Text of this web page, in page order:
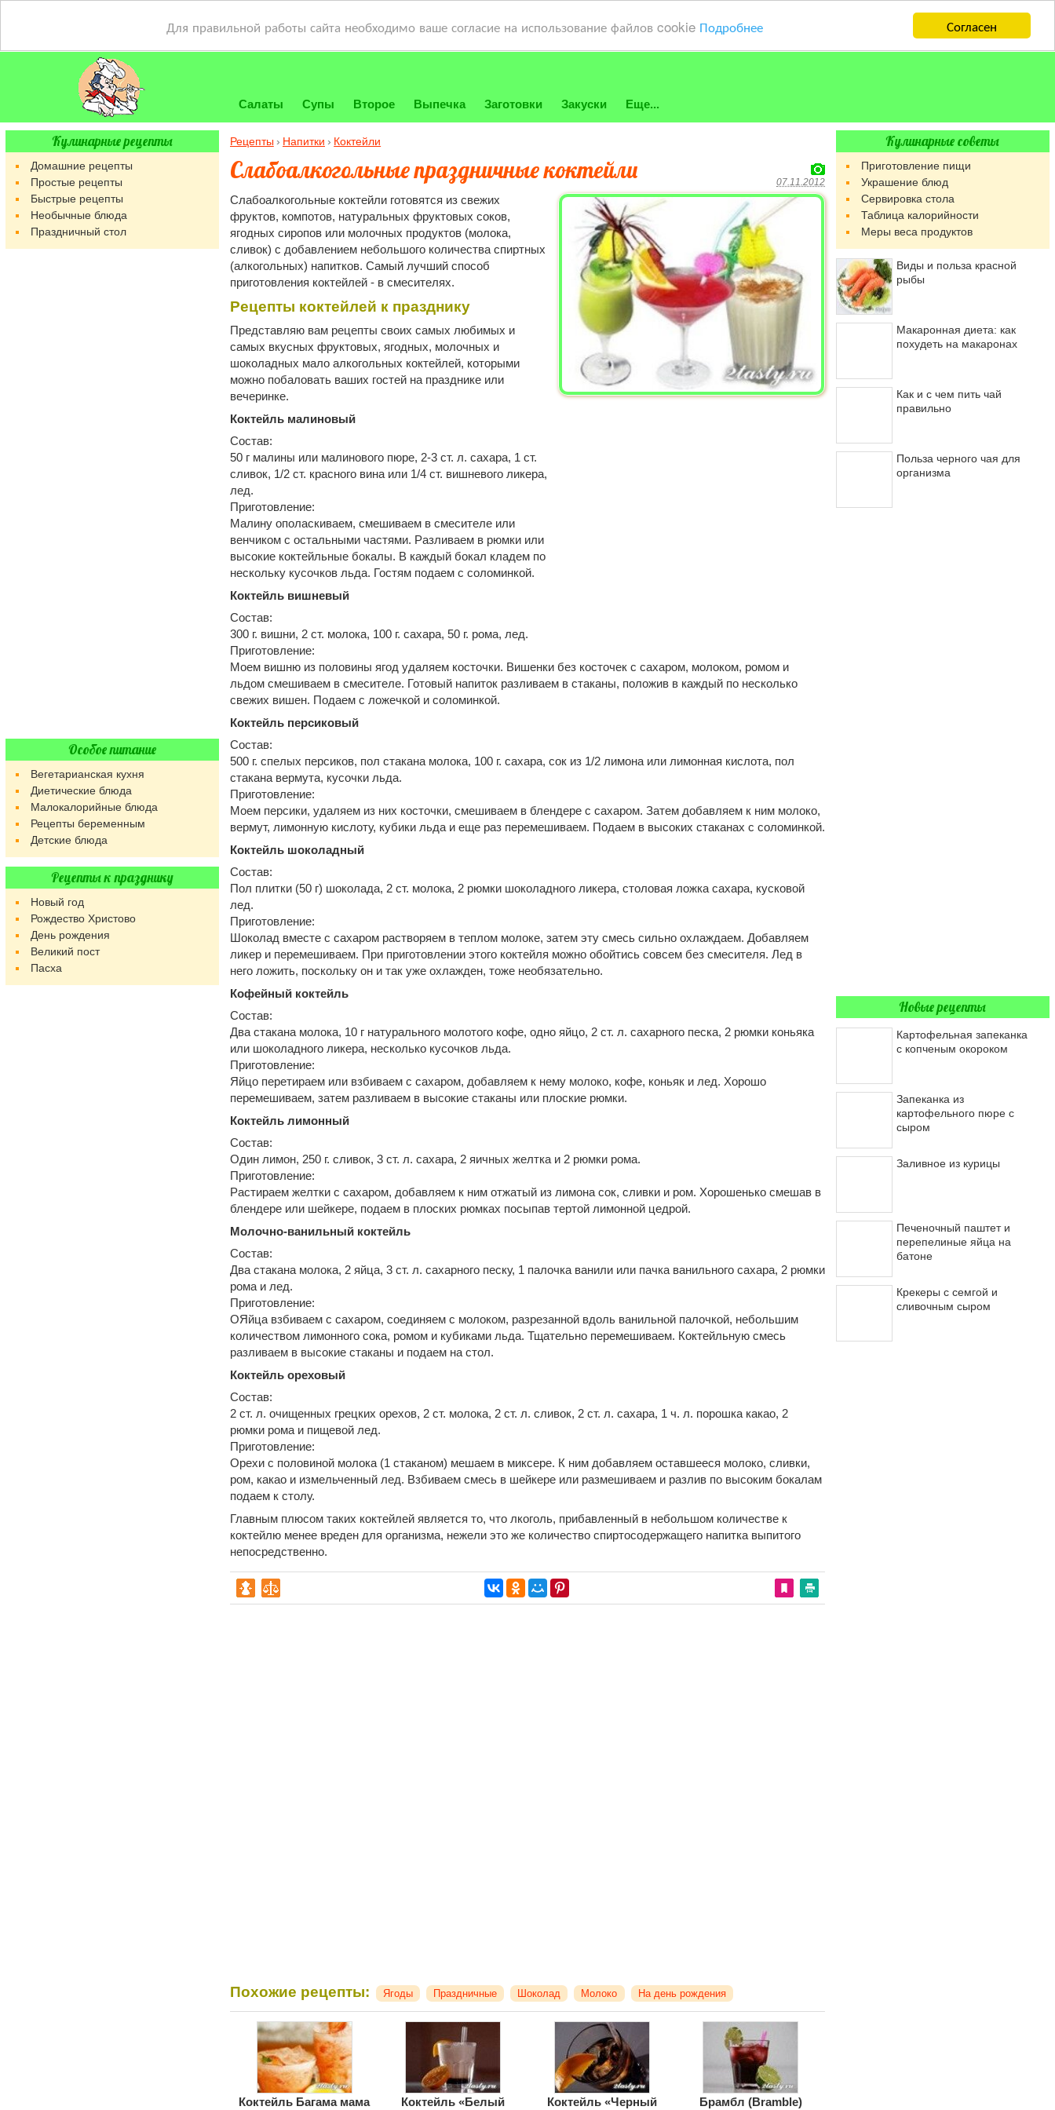
Согласен
Для правильной работы сайта необходимо ваше согласие на использование файлов cookie Подробнее
Салаты Супы Второе Выпечка Заготовки Закуски Еще...
Рецепты Напитки Коктейли
Слабоалкогольные праздничные коктейли 07.11.2012
Слабоалкогольные коктейли готовятся из свежих
фруктов, компотов, натуральных фруктовых соков,
ягодных сиропов или молочных продуктов (молока,
сливок) с добавлением небольшого количества спиртных
(алкогольных) напитков. Самый лучший способ
приготовления коктейлей - в смесителях.
Рецепты коктейлей к празднику
Представляю вам рецепты своих самых любимых и
самых вкусных фруктовых, ягодных, молочных и
шоколадных мало алкогольных коктейлей, которыми
можно побаловать ваших гостей на празднике или
вечеринке.
Коктейль малиновый
Состав:
50 г малины или малинового пюре, 2-3 ст. л. сахара, 1 ст.
сливок, 1/2 ст. красного вина или 1/4 ст. вишневого ликера,
лед.
Приготовление:
Малину ополаскиваем, смешиваем в смесителе или
венчиком с остальными частями. Разливаем в рюмки или
высокие коктейльные бокалы. В каждый бокал кладем по
нескольку кусочков льда. Гостям подаем с соломинкой.
Коктейль вишневый
Состав:
300 г. вишни, 2 ст. молока, 100 г. сахара, 50 г. рома, лед.
Приготовление:
Моем вишню из половины ягод удаляем косточки. Вишенки без косточек с сахаром, молоком, ромом и
льдом смешиваем в смесителе. Готовый напиток разливаем в стаканы, положив в каждый по несколько
свежих вишен. Подаем с ложечкой и соломинкой.
Коктейль персиковый
Состав:
500 г. спелых персиков, пол стакана молока, 100 г. сахара, сок из 1/2 лимона или лимонная кислота, пол
стакана вермута, кусочки льда.
Приготовление:
Моем персики, удаляем из них косточки, смешиваем в блендере с сахаром. Затем добавляем к ним молоко,
вермут, лимонную кислоту, кубики льда и еще раз перемешиваем. Подаем в высоких стаканах с соломинкой.
Коктейль шоколадный
Состав:
Пол плитки (50 г) шоколада, 2 ст. молока, 2 рюмки шоколадного ликера, столовая ложка сахара, кусковой
лед.
Приготовление:
Шоколад вместе с сахаром растворяем в теплом молоке, затем эту смесь сильно охлаждаем. Добавляем
ликер и перемешиваем. При приготовлении этого коктейля можно обойтись совсем без смесителя. Лед в
него ложить, поскольку он и так уже охлажден, тоже необязательно.
Кофейный коктейль
Состав:
Два стакана молока, 10 г натурального молотого кофе, одно яйцо, 2 ст. л. сахарного песка, 2 рюмки коньяка
или шоколадного ликера, несколько кусочков льда.
Приготовление:
Яйцо перетираем или взбиваем с сахаром, добавляем к нему молоко, кофе, коньяк и лед. Хорошо
перемешиваем, затем разливаем в высокие стаканы или плоские рюмки.
Коктейль лимонный
Состав:
Один лимон, 250 г. сливок, 3 ст. л. сахара, 2 яичных желтка и 2 рюмки рома.
Приготовление:
Растираем желтки с сахаром, добавляем к ним отжатый из лимона сок, сливки и ром. Хорошенько смешав в
блендере или шейкере, подаем в плоских рюмках посыпав тертой лимонной цедрой.
Молочно-ванильный коктейль
Состав:
Два стакана молока, 2 яйца, 3 ст. л. сахарного песку, 1 палочка ванили или пачка ванильного сахара, 2 рюмки
рома и лед.
Приготовление:
ОЯйца взбиваем с сахаром, соединяем с молоком, разрезанной вдоль ванильной палочкой, небольшим
количеством лимонного сока, ромом и кубиками льда. Тщательно перемешиваем. Коктейльную смесь
разливаем в высокие стаканы и подаем на стол.
Коктейль ореховый
Состав:
2 ст. л. очищенных грецких орехов, 2 ст. молока, 2 ст. л. сливок, 2 ст. л. сахара, 1 ч. л. порошка какао, 2
рюмки рома и пищевой лед.
Приготовление:
Орехи с половиной молока (1 стаканом) мешаем в миксере. К ним добавляем оставшееся молоко, сливки,
ром, какао и измельченный лед. Взбиваем смесь в шейкере или размешиваем и разлив по высоким бокалам
подаем к столу.
Главным плюсом таких коктейлей является то, что лкоголь, прибавленный в небольшом количестве к
коктейлю менее вреден для организма, нежели это же количество спиртосодержащего напитка выпитого
непосредственно.
Похожие рецепты: Ягоды Праздничные Шоколад Молоко На день рождения
Коктейль Багама мама
Коктейль «Белый
Коктейль «Черный
Брамбл (Bramble)
Кулинарные рецепты
Домашние рецепты
Простые рецепты
Быстрые рецепты
Необычные блюда
Праздничный стол
Особое питание
Вегетарианская кухня
Диетические блюда
Малокалорийные блюда
Рецепты беременным
Детские блюда
Рецепты к празднику
Новый год
Рождество Христово
День рождения
Великий пост
Пасха
Кулинарные советы
Приготовление пищи
Украшение блюд
Сервировка стола
Таблица калорийности
Меры веса продуктов
Виды и польза красной
рыбы
Макаронная диета: как
похудеть на макаронах
Как и с чем пить чай
правильно
Польза черного чая для
организма
Новые рецепты
Картофельная запеканка
с копченым окороком
Запеканка из
картофельного пюре с
сыром
Заливное из курицы
Печеночный паштет и
перепелиные яйца на
батоне
Крекеры с семгой и
сливочным сыром